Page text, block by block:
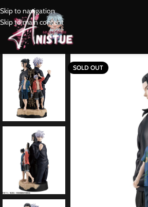
Skip to navigation
Skip to main content
SOLD OUT